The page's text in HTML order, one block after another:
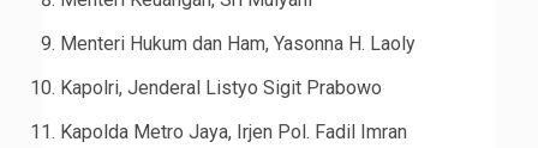
Menteri Hukum dan Ham, Yasonna H. Laoly
Kapolri, Jenderal Listyo Sigit Prabowo
Kapolda Metro Jaya, Irjen Pol. Fadil Imran